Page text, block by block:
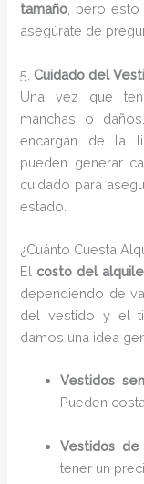
tamaño , pero
asegúrate de
5.Cuidado del
Una vez que
manchas o
encargan de la
pueden generar
cuidado para
estado.
¿Cuánto Cuesta
Elcosto del
dependiendo de
del vestido y el
damos una idea
Vestidos
Pueden
Vestidos de
tener un